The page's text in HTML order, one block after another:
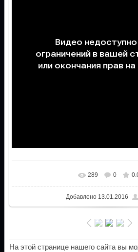
289 0
Добавлено13.01.2016
На этой странице нашего сайта вы